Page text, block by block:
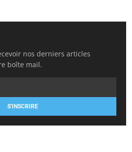
nos derniers articles
boîte mail.
S'INSCRIRE